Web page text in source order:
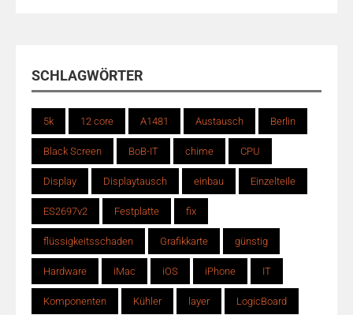
SCHLAGWÖRTER
5k 12 core A1481 Austausch Berlin
Black Screen BoB-IT chime CPU
Display Displaytausch einbau Einzelteile
ES2697v2 Festplatte fix
flüssigkeitsschaden Grafikkarte günstig
Hardware iMac iOS iPhone IT
Komponenten Kühler layer LogicBoard